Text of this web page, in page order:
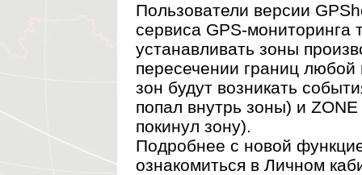
Пользователи версии
сервиса GPS-мониторинга
устанавливать зоны
пересечении границ любой
зон будут возникать
попал внутрь зоны) и
покинул зону).
Подробнее с новой
ознакомиться в Личном